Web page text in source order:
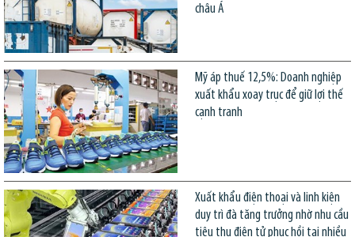
châu Á
Mỹ áp thuế 12,5%: Doanh nghiệp
xuất khẩu xoay trục để giữ lợi thế
cạnh tranh
Xuất khẩu điện thoại và linh kiện
duy trì đà tăng trưởng nhờ nhu cầu
tiêu thụ điện tử phục hồi tại nhiều